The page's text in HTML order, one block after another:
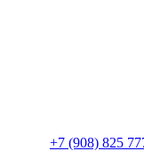
+7 (908) 825